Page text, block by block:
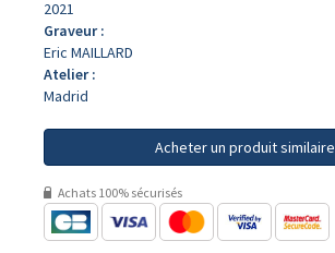
2021
Graveur :
Eric MAILLARD
Atelier :
Madrid
Acheter un produit similaire
Achats 100% sécurisés